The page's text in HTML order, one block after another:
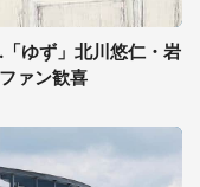
ゆず」北川悠仁・岩
ァン歓喜